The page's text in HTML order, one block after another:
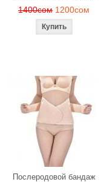
1400сом 1200сом
Послеродовой бандаж